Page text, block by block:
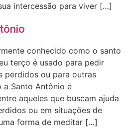
intercessão para viver […]
conhecido como o santo
terço é usado para pedir
perdidos ou para outras
a Santo Antônio é
aqueles que buscam ajuda
ou em situações de
forma de meditar […]